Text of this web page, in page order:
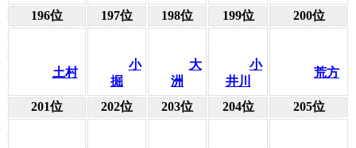
196位 197位 198位 199位 200位
土村
小
掘
大
洲
小
井川
荒方
201位 202位 203位 204位 205位